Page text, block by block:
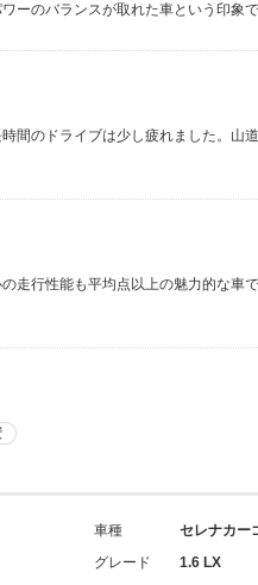
ーのバランスが取れた車という印象で
間のドライブは少し疲れました。山
走行性能も平均点以上の魅力的な車
車種
セレナカー
グレード
1.6 LX